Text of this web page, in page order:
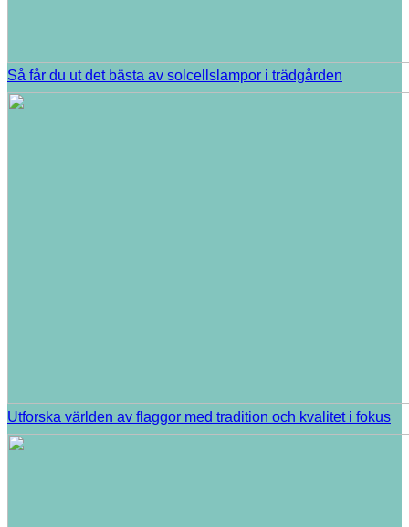
Så får du ut det bästa av solcellslampor i trädgården
Utforska världen av flaggor med tradition och kvalitet i fokus